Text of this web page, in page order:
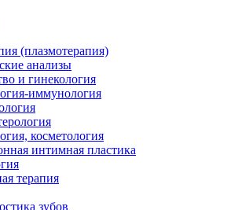
(плазмотерапия)
анализы
и гинекология
иммунология
косметология
интимная пластика
терапия
зубов